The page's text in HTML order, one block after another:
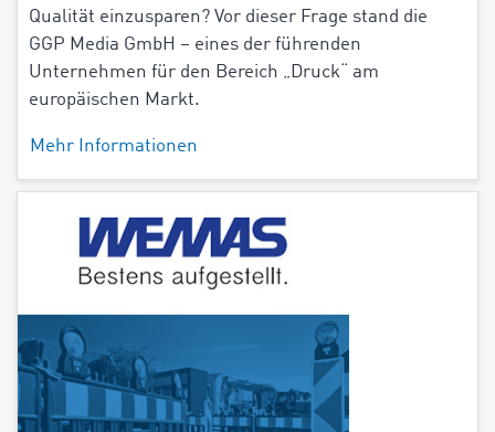
Qualität einzusparen? Vor dieser Frage stand die
GGP Media GmbH – eines der führenden
Unternehmen für den Bereich „Druck“ am
europäischen Markt.
Mehr Informationen